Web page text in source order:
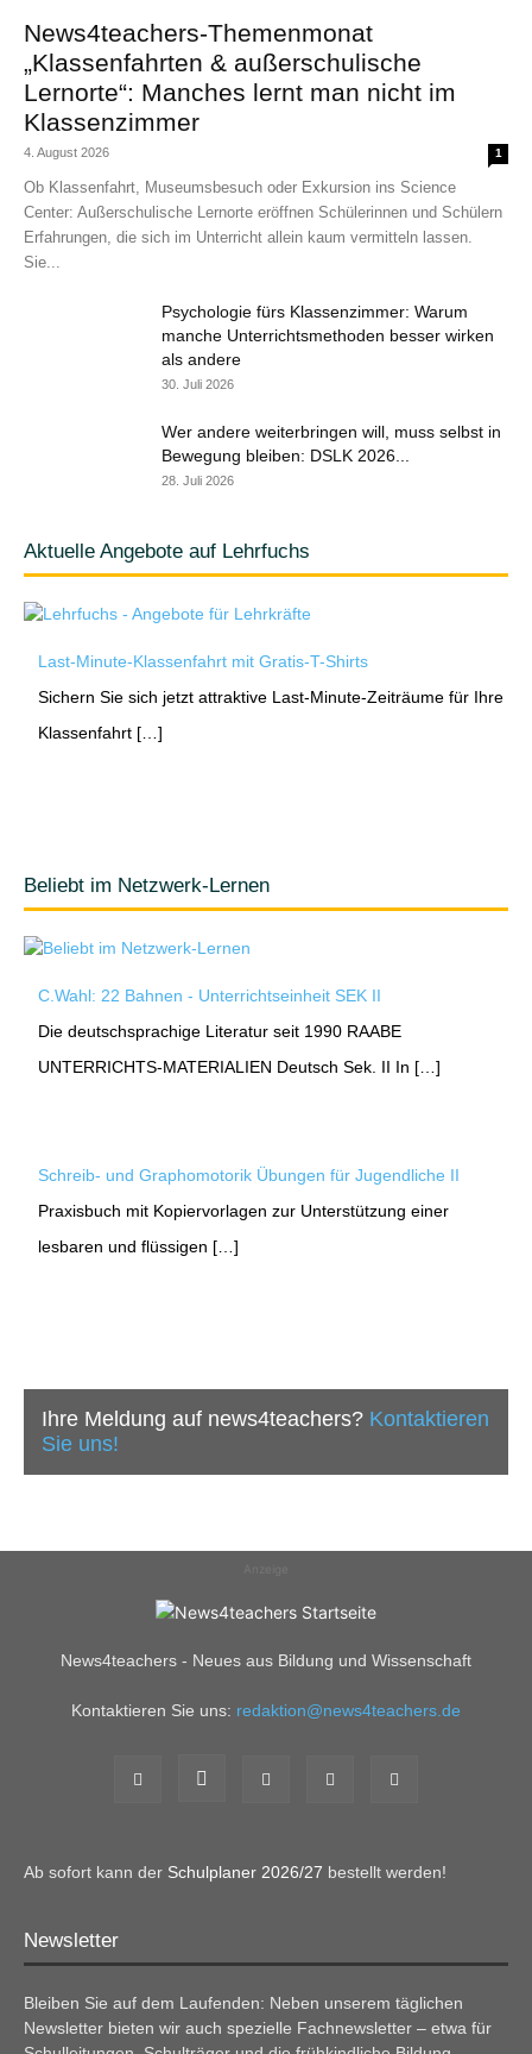
News4teachers-Themenmonat
„Klassenfahrten & außerschulische
Lernorte“: Manches lernt man nicht im
Klassenzimmer
4. August 2026 1
Ob Klassenfahrt, Museumsbesuch oder Exkursion ins Science
Center: Außerschulische Lernorte eröffnen Schülerinnen und Schülern
Erfahrungen, die sich im Unterricht allein kaum vermitteln lassen.
Sie...
Psychologie fürs Klassenzimmer: Warum
manche Unterrichtsmethoden besser wirken
als andere
30. Juli 2026
Wer andere weiterbringen will, muss selbst in
Bewegung bleiben: DSLK 2026...
28. Juli 2026
Aktuelle Angebote auf Lehrfuchs
Last-Minute-Klassenfahrt mit Gratis-T-Shirts
Sichern Sie sich jetzt attraktive Last-Minute-Zeiträume für Ihre
Klassenfahrt […]
Beliebt im Netzwerk-Lernen
C.Wahl: 22 Bahnen - Unterrichtseinheit SEK II
Die deutschsprachige Literatur seit 1990 RAABE
UNTERRICHTS-MATERIALIEN Deutsch Sek. II In […]
Schreib- und Graphomotorik Übungen für Jugendliche II
Praxisbuch mit Kopiervorlagen zur Unterstützung einer
lesbaren und flüssigen […]
Ihre Meldung auf news4teachers? Kontaktieren
Sie uns!
News4teachers - Neues aus Bildung und Wissenschaft
Kontaktieren Sie uns: redaktion@news4teachers.de
Ab sofort kann der Schulplaner 2026/27 bestellt werden!
Newsletter
Bleiben Sie auf dem Laufenden: Neben unserem täglichen
Newsletter bieten wir auch spezielle Fachnewsletter – etwa für